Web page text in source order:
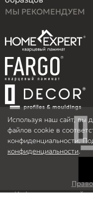
Информация на сайте
МЫ РЕКОМЕНДУЕМ
Используя наш сайт, вы
файлов cookie в
конфиденциальности.
конфиденциальности.